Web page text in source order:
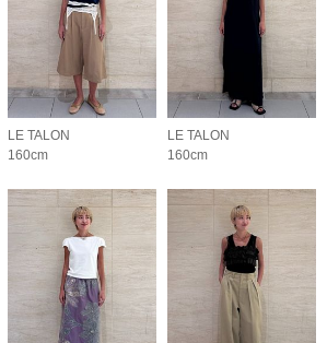
LE TALON
160cm
LE TALON
160cm